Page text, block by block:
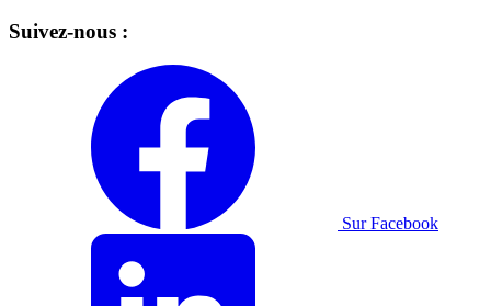
Suivez-nous :
Sur Facebook